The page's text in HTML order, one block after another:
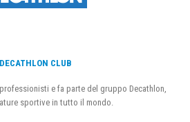
DECATHLON CLUB
e fa parte del gruppo Decathlon,
sportive in tutto il mondo.